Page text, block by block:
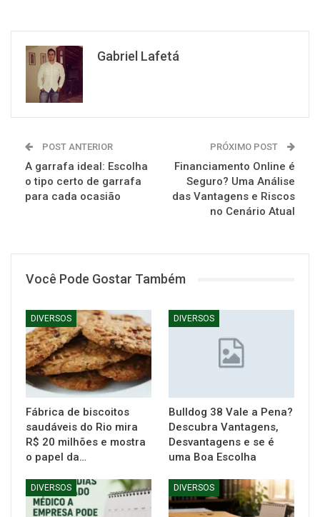
Gabriel Lafetá
POST ANTERIOR
A garrafa ideal: Escolha
o tipo certo de garrafa
para cada ocasião
PRÓXIMO POST
Financiamento Online é
Seguro? Uma Análise
das Vantagens e Riscos
no Cenário Atual
Você Pode Gostar Também
DIVERSOS
Fábrica de biscoitos
saudáveis do Rio mira
R$ 20 milhões e mostra
o papel da…
DIVERSOS
Bulldog 38 Vale a Pena?
Descubra Vantagens,
Desvantagens e se é
uma Boa Escolha
DIVERSOS DIVERSOS